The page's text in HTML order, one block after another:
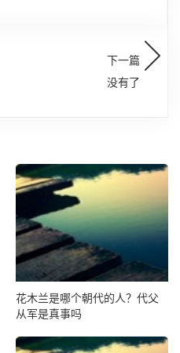
下一篇
没有了
花木兰是哪个朝代的人？代父
从军是真事吗